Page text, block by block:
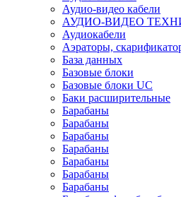
Аудио-видео кабели
АУДИО-ВИДЕО
Аудиокабели
Аэраторы,
База данных
Базовые блоки
Базовые блоки UC
Баки расширительные
Барабаны
Барабаны
Барабаны
Барабаны
Барабаны
Барабаны
Барабаны